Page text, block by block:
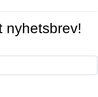
nyhetsbrev!